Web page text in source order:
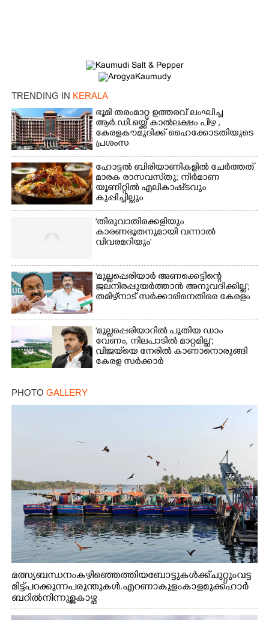
TRENDING IN KERALA
ഭൂമി തരംമാറ്റ ഉത്തരവ് ലംഘിച്ച
ആർ.ഡി.ഒയ്ക്ക് കാൽലക്ഷം പിഴ ,​
കേരളകൗമുദിക്ക് ഹൈക്കോടതിയുടെ
പ്രശംസ
ഹോട്ടൽ ബിരിയാണികളിൽ ചേർത്തത്
മാരക രാസവസ്‌തു; നിർമാണ
യൂണിറ്റിൽ എലികാഷ്‌ടവും
കുപ്പിച്ചില്ലും
'തിരുവാതിരക്കളിയും
കാരണഭൂതനുമായി വന്നാൽ
വിവരമറിയും '
'മുല്ലപ്പെരിയാർ അണക്കെട്ടിന്റെ
ജലനിരപ്പുയർത്താൻ അനുവദിക്കില്ല';
തമിഴ്‌നാട് സർക്കാരിനെതിരെ കേരളം
'മുല്ലപ്പെരിയാറിൽ പുതിയ ഡാം
വേണം, നിലപാടിൽ മാറ്റമില്ല';
വിജയ്‌യെ നേരിൽ കാണാനൊരുങ്ങി
കേരള സർക്കാർ
PHOTO GALLERY
മത്സ്യബന്ധനം കഴിഞ്ഞെത്തിയ ബോട്ടുകൾക്ക് ചുറ്റും വട്ട
മിട്ട് പറക്കുന്ന പരുന്തുകൾ. എറണാകുളം കാളമുക്ക് ഹാർ
ബറിൽ നിന്നുള്ള കാഴ്ച